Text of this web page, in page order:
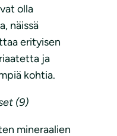
olla
näissä
erityisen
ja
kohtia.
(9)
mineraalien